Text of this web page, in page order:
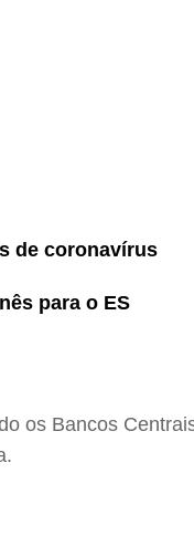
de coronavírus
para o ES
os Bancos